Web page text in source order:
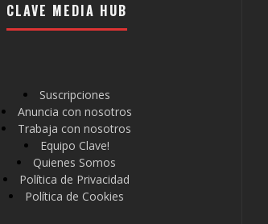
CLAVE MEDIA HUB
Suscripciones
Anuncia con nosotros
Trabaja con nosotros
Equipo Clave!
Quienes Somos
Política de Privacidad
Política de Cookies